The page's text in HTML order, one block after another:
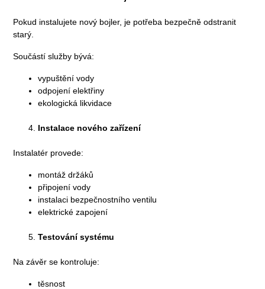
Pokud instalujete nový bojler, je potřeba bezpečně odstranit
starý.
Součástí služby bývá:
vypuštění vody
odpojení elektřiny
ekologická likvidace
Instalace nového zařízení
Instalatér provede:
montáž držáků
připojení vody
instalaci bezpečnostního ventilu
elektrické zapojení
Testování systému
Na závěr se kontroluje:
těsnost